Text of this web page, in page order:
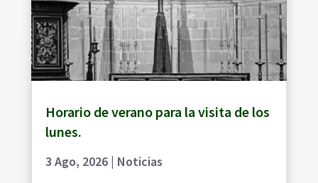
Horario de verano para la visita de los
lunes.
3 Ago, 2026| Noticias